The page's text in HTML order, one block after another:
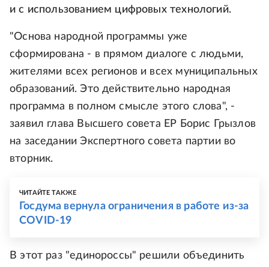
и с использованием цифровых технологий.
"Основа народной программы уже
сформирована - в прямом диалоге с людьми,
жителями всех регионов и всех муниципальных
образований. Это действительно народная
программа в полном смысле этого слова", -
заявил глава Высшего совета ЕР Борис Грызлов
на заседании Экспертного совета партии во
вторник.
ЧИТАЙТЕ ТАКЖЕ
Госдума вернула ограничения в работе из-за
COVID-19
В этот раз "единороссы" решили объединить